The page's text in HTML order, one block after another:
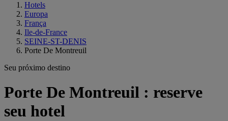
Hotels
Europa
França
Ile-de-France
SEINE-ST-DENIS
Porte De Montreuil
Seu próximo destino
Porte De Montreuil : reserve
seu hotel